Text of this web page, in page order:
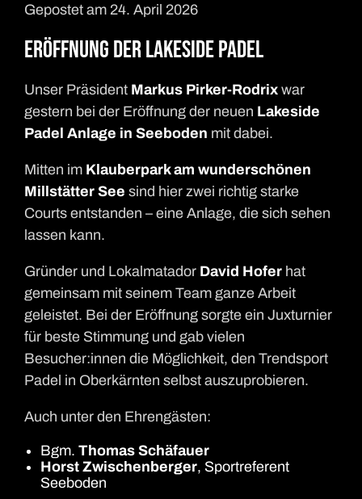
Gepostet am 24. April 2026
Eröffnung der Lakeside Padel
Unser Präsident Markus Pirker-Rodrix war
gestern bei der Eröffnung der neuen Lakeside
Padel Anlage in Seeboden mit dabei.
Mitten im Klauberpark am wunderschönen
Millstätter See sind hier zwei richtig starke
Courts entstanden – eine Anlage, die sich sehen
lassen kann.
Gründer und Lokalmatador David Hofer hat
gemeinsam mit seinem Team ganze Arbeit
geleistet. Bei der Eröffnung sorgte ein Juxturnier
für beste Stimmung und gab vielen
Besucher:innen die Möglichkeit, den Trendsport
Padel in Oberkärnten selbst auszuprobieren.
Auch unter den Ehrengästen:
Bgm. Thomas Schäfauer
Horst Zwischenberger, Sportreferent
Seeboden